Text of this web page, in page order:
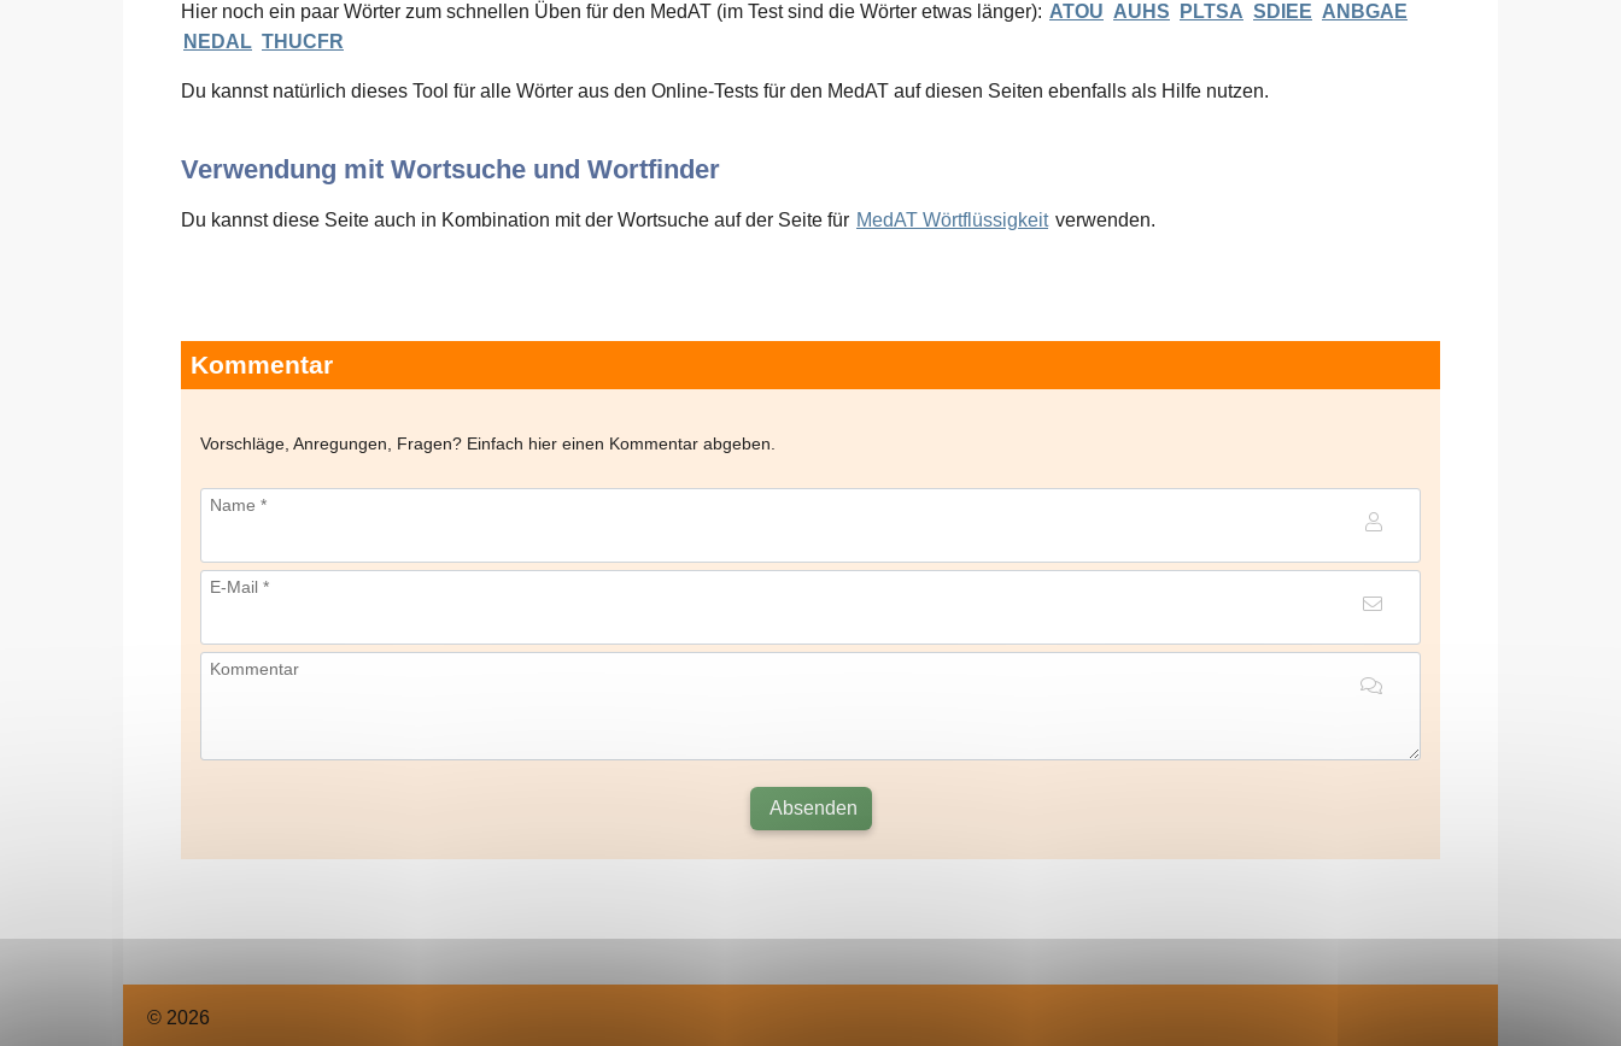
Hier noch ein paar Wörter zum schnellen Üben für den MedAT (im Test sind die Wörter etwas länger): ATOU AUHS PLTSA SDIEE ANBGAE
NEDAL THUCFR
Du kannst natürlich dieses Tool für alle Wörter aus den Online-Tests für den MedAT auf diesen Seiten ebenfalls als Hilfe nutzen.
Verwendung mit Wortsuche und Wortfinder
Du kannst diese Seite auch in Kombination mit der Wortsuche auf der Seite für MedAT Wörtflüssigkeit verwenden.
Kommentar
Vorschläge, Anregungen, Fragen? Einfach hier einen Kommentar abgeben.
Name *
E-Mail *
Kommentar
Absenden
© 2026